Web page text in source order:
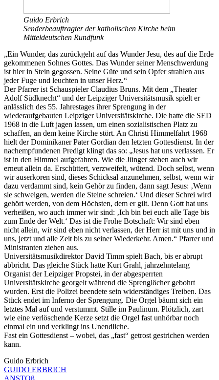
Guido Erbrich
Senderbeauftragter der katholischen Kirche beim
Mitteldeutschen Rundfunk
„Ein Wunder, das zurückgeht auf das Wunder Jesu, des auf die Erde
gekommenen Sohnes Gottes. Das Wunder seiner Menschwerdung
ist hier in Stein gegossen. Seine Güte und sein Opfer strahlen aus
jeder Fuge und leuchten in unser Herz.“
Der Pfarrer ist Schauspieler Claudius Bruns. Mit dem „Theater
Adolf Südknecht“ und der Leipziger Universitätsmusik spielt er
anlässlich des 55. Jahrestages ihrer Sprengung in der
wiederaufgebauten Leipziger Universitätskirche. Die hatte die SED
1968 in die Luft jagen lassen, um einen sozialistischen Platz zu
schaffen, an dem keine Kirche stört. An Christi Himmelfahrt 1968
hielt der Dominikaner Pater Gordian den letzten Gottesdienst. In der
nachempfundenen Predigt klingt das so: „Jesus hat uns verlassen. Er
ist in den Himmel aufgefahren. Wie die Jünger stehen auch wir
erneut allein da. Erschüttert, verzweifelt, wütend. Doch selbst, wenn
wir auserkoren sind, dieses Schicksal anzunehmen, selbst, wenn wir
dazu verdammt sind, kein Gehör zu finden, dann sagt Jesus: ‚Wenn
sie schweigen, werden die Steine schreien.‘ Und dieser Schrei wird
gehört werden, von dem Höchsten, dem er gilt. Denn Gott hat uns
verheißen, wo auch immer wir sind: ‚Ich bin bei euch alle Tage bis
zum Ende der Welt.‘ Das ist die Frohe Botschaft: Wir sind eben
nicht allein, wir sind eben nicht verlassen, der Herr ist mit uns und in
uns, jetzt und alle Zeit bis zu seiner Wiederkehr. Amen.“ Pfarrer und
Ministranten ziehen aus.
Universitätsmusikdirektor David Timm spielt Bach, bis er abrupt
abbricht. Das gleiche Stück hatte Kurt Grahl, jahrzehntelang
Organist der Leipziger Propstei, in der abgesperrten
Universitätskirche georgelt während die Sprenglöcher gebohrt
wurden. Erst die Polizei beendete sein widerständiges Treiben. Das
Stück endet im Inferno der Sprengung. Die Orgel bäumt sich ein
letztes Mal auf und verstummt. Stille im Paulinum. Plötzlich, zart
wie eine verlöschende Kerze setzt die Orgel fast unhörbar noch
einmal ein und verklingt ins Unendliche.
Fast ein Gottesdienst – wobei, das „fast“ getrost gestrichen werden
kann.
Guido Erbrich
GUIDO ERBRICH